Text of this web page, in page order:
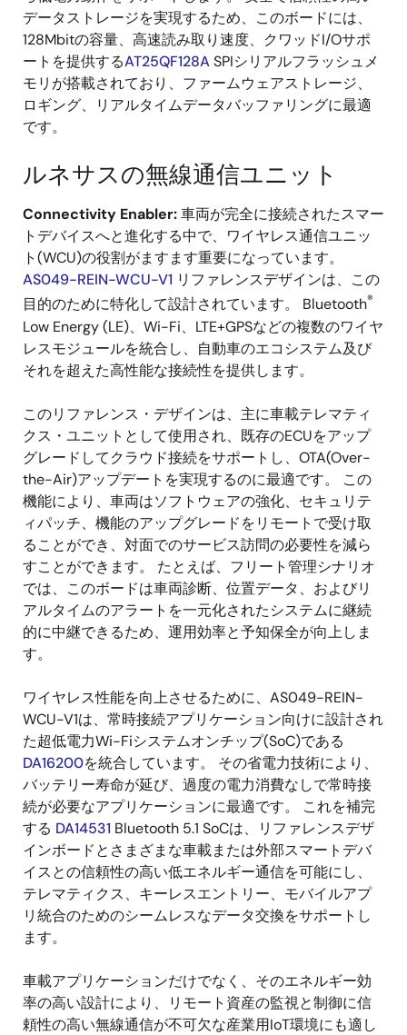
データストレージを実現するため、このボードには、
128Mbitの容量、高速読み取り速度、クワッドI/Oサポ
ートを提供するAT25QF128ASPIシリアルフラッシュメ
モリが搭載されており、ファームウェアストレージ、
ロギング、リアルタイムデータバッファリングに最適
です。
ルネサスの無線通信ユニット
Connectivity Enabler:車両が完全に接続されたスマー
トデバイスへと進化する中で、ワイヤレス通信ユニッ
ト(WCU)の役割がますます重要になっています。
AS049-REIN-WCU-V1 リファレンスデザインは、この
目的のために特化して設計されています。 Bluetooth®
Low Energy (LE)、Wi-Fi、LTE+GPSなどの複数のワイヤ
レスモジュールを統合し、自動車のエコシステム及び
それを超えた高性能な接続性を提供します。
このリファレンス・デザインは、主に車載テレマティ
クス・ユニットとして使用され、既存のECUをアップ
グレードしてクラウド接続をサポートし、OTA(Over-
the-Air)アップデートを実現するのに最適です。 この
機能により、車両はソフトウェアの強化、セキュリテ
ィパッチ、機能のアップグレードをリモートで受け取
ることができ、対面でのサービス訪問の必要性を減ら
すことができます。 たとえば、フリート管理シナリオ
では、このボードは車両診断、位置データ、およびリ
アルタイムのアラートを一元化されたシステムに継続
的に中継できるため、運用効率と予知保全が向上しま
す。
ワイヤレス性能を向上させるために、AS049-REIN-
WCU-V1は、常時接続アプリケーション向けに設計され
た超低電力Wi-Fiシステムオンチップ(SoC)である
DA16200を統合しています。 その省電力技術により、
バッテリー寿命が延び、過度の電力消費なしで常時接
続が必要なアプリケーションに最適です。 これを補完
する DA14531 Bluetooth 5.1 SoCは、リファレンスデザ
インボードとさまざまな車載または外部スマートデバ
イスとの信頼性の高い低エネルギー通信を可能にし、
テレマティクス、キーレスエントリー、モバイルアプ
リ統合のためのシームレスなデータ交換をサポートし
ます。
車載アプリケーションだけでなく、そのエネルギー効
率の高い設計により、リモート資産の監視と制御に信
頼性の高い無線通信が不可欠な産業用IoT環境にも適し